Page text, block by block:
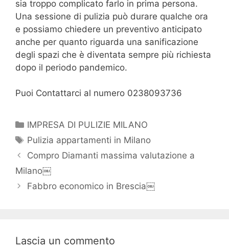
sia troppo complicato farlo in prima persona.
Una sessione di pulizia può durare qualche ora
e possiamo chiedere un preventivo anticipato
anche per quanto riguarda una sanificazione
degli spazi che è diventata sempre più richiesta
dopo il periodo pandemico.
Puoi Contattarci al numero 0238093736
Categorie
IMPRESA DI PULIZIE MILANO
Tag
Pulizia appartamenti in Milano
Navigazione
articolo
Compro Diamanti massima valutazione a
Milano￼
Fabbro economico in Brescia￼
Lascia un commento